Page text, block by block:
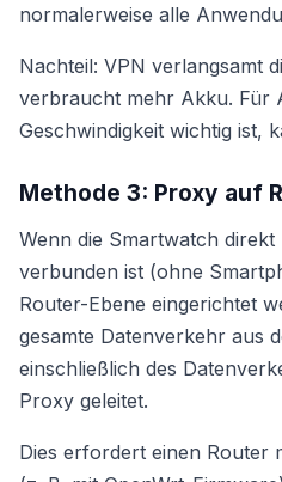
normalerweise alle
Nachteil: VPN verlangsamt
verbraucht mehr Akku. Für
Geschwindigkeit wichtig ist,
Methode 3: Proxy auf
Wenn die Smartwatch direkt
verbunden ist (ohne
Router-Ebene eingerichtet
gesamte Datenverkehr aus
einschließlich des
Proxy geleitet.
Dies erfordert einen Router